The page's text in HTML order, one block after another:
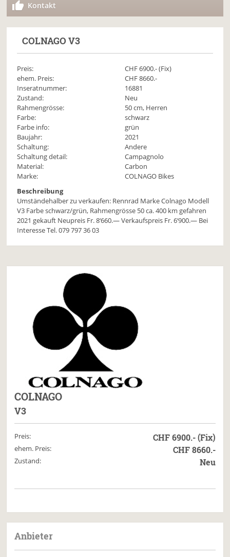
Kontakt
COLNAGOV3
Preis: CHF6900.- (Fix)
ehem. Preis:
CHF 8660.-
Inseratnummer:
16881
Zustand:
Neu
Rahmengrösse:
50 cm, Herren
Farbe:
schwarz
Farbe info:
grün
Baujahr:
2021
Schaltung:
Andere
Schaltung detail:
Campagnolo
Material:
Carbon
Marke:
COLNAGO Bikes
Beschreibung
Umständehalber zu verkaufen: Rennrad Marke Colnago Modell
V3 Farbe schwarz/grün, Rahmengrösse 50 ca. 400 km gefahren
2021 gekauft Neupreis Fr. 8‘660.— Verkaufspreis Fr. 6‘900.— Bei
Interesse Tel. 079 797 36 03
COLNAGO
V3
Preis: CHF 6900.- (Fix)
ehem. Preis: CHF 8660.-
Zustand: Neu
Anbieter